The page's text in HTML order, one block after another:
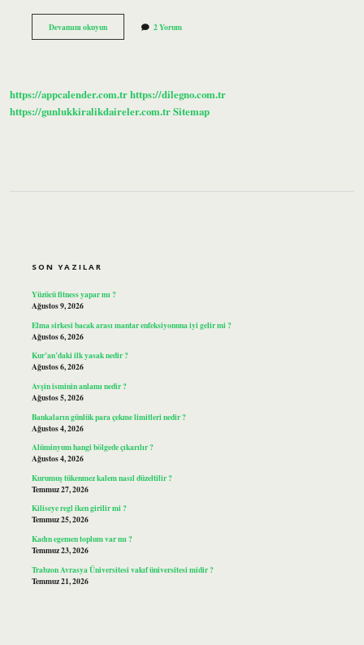
Devamını okuyunHangi
Fonlarda
2 Yorum
https://appcalender.com.trhttps://dilegno.com.tr
https://gunlukkiralikdaireler.com.trSitemap
SON YAZILAR
Yüzücü fitness yapar mı ?
Ağustos 9, 2026
Elma sirkesi bacak arası mantar enfeksiyonuna iyi gelir mi ?
Ağustos 6, 2026
Kur’an’daki ilk yasak nedir ?
Ağustos 6, 2026
Avşin isminin anlamı nedir ?
Ağustos 5, 2026
Bankaların günlük para çekme limitleri nedir ?
Ağustos 4, 2026
Alüminyum hangi bölgede çıkarılır ?
Ağustos 4, 2026
Kurumuş tükenmez kalem nasıl düzeltilir ?
Temmuz 27, 2026
Kiliseye regl iken girilir mi ?
Temmuz 25, 2026
Kadın egemen toplum var mı ?
Temmuz 23, 2026
Trabzon Avrasya Üniversitesi vakıf üniversitesi midir ?
Temmuz 21, 2026